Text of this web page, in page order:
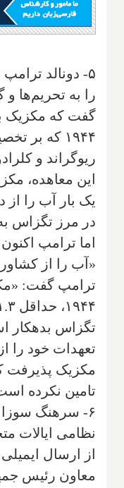
۵- دونالد
را به تحریم‌ها و
گفت که مکزیک
۱۹۴۴ که بر
ریوگراند و
یک بار آب را
در مرز تگزاس
اما ترامپ
«آب را از
ترامپ گفت:
تگزاس بدهکار
تعهدات خود را
مکزیک پذیرفت
تامین نکرده
۶- سرهنگ
نظامی ایالات
از ارسال
معاون رئیس